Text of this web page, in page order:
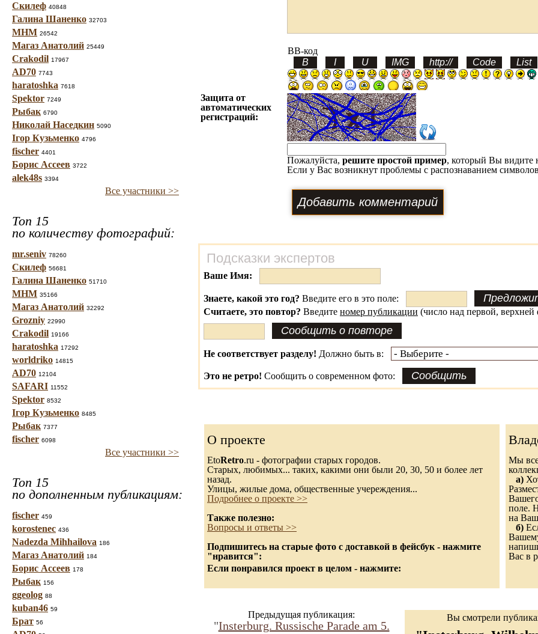
Скилеф 40848
Галина Шаненко 32703
МНМ 26542
Магаз Анатолий 25449
Crakodil 17967
AD70 7743
haratoshka 7618
Spektor 7249
Рыбак 6790
Николай Наседкин 5090
Ігор Кузьменко 4796
fischer 4401
Борис Ассеев 3722
alek48s 3394
Все участники >>
Топ 15
по количеству фотографий:
mr.seniv 78260
Скилеф 56681
Галина Шаненко 51710
МНМ 35166
Магаз Анатолий 32292
Grozniy 22990
Crakodil 19166
haratoshka 17292
worldriko 14815
AD70 12104
SAFARI 11552
Spektor 8532
Ігор Кузьменко 8485
Рыбак 7377
fischer 6098
Все участники >>
Топ 15
по дополненным публикациям:
fischer 459
korostenec 436
Nadezda Mihhailova 186
Магаз Анатолий 184
Борис Ассеев 178
Рыбак 156
ggeolog 88
kuban46 59
Брат 56
BB-код
Защита от
автоматических
регистраций:
Пожалуйста, решите простой пример, который Вы видите
Если у Вас возникнут проблемы с распознаванием
Подсказки экспертов
Ваше Имя:
Знаете, какой это год? Введите его в это поле:
Считаете, это повтор? Введите номер публикации (число над первой,
Не соответствует разделу! Должно быть в:
Это не ретро! Сообщить о современном фото:
О проекте
EtoRetro.ru - фотографии старых городов.
Старых, любимых... таких, какими они были 20, 30, 50 и более лет
назад.
Улицы, жилые дома, общественные учереждения...
Подробнее о проекте >>
Также полезно:
Вопросы и ответы >>
Подпишитесь на старые фото с доставкой в фейсбук - нажмите
"нравится":
Если понравился проект в целом - нажмите:
Мы
а)
поле.
на
б)
Вас в
Предыдущая публикация:
"Insterburg. Russische Parade am 5.
Вы смотрели